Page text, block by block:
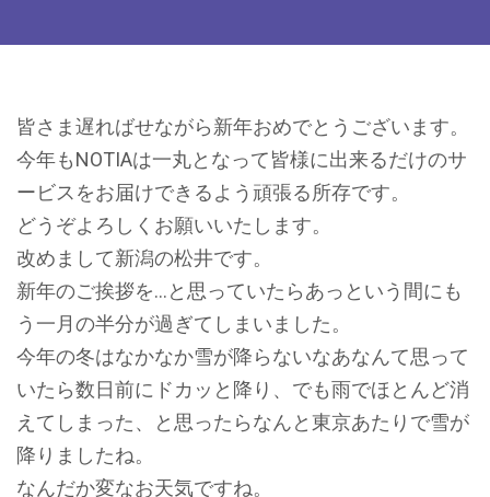
皆さま遅ればせながら新年おめでとうございます。
今年もNOTIAは一丸となって皆様に出来るだけのサ
ービスをお届けできるよう頑張る所存です。
どうぞよろしくお願いいたします。
改めまして新潟の松井です。
新年のご挨拶を…と思っていたらあっという間にも
う一月の半分が過ぎてしまいました。
今年の冬はなかなか雪が降らないなあなんて思って
いたら数日前にドカッと降り、でも雨でほとんど消
えてしまった、と思ったらなんと東京あたりで雪が
降りましたね。
なんだか変なお天気ですね。